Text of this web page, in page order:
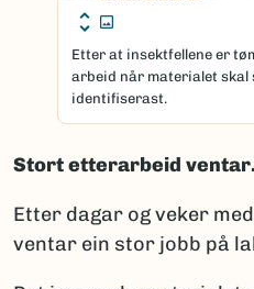
Etter at insektfellene er
arbeid når materialet skal
identifiserast.
Stort etterarbeid ventar.
Etter dagar og veker
ventar ein stor jobb på